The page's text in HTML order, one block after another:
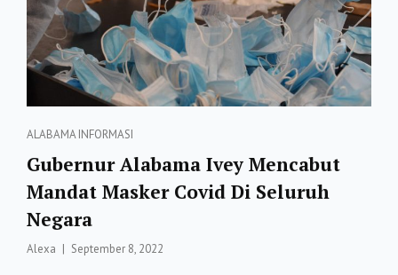
Categories
ALABAMAINFORMASI
Gubernur Alabama Ivey Mencabut
Mandat Masker Covid Di Seluruh
Negara
Alexa
Posted
September 8, 2022